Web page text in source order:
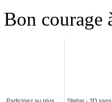
Bon courage